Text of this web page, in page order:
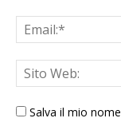
Salva il mio